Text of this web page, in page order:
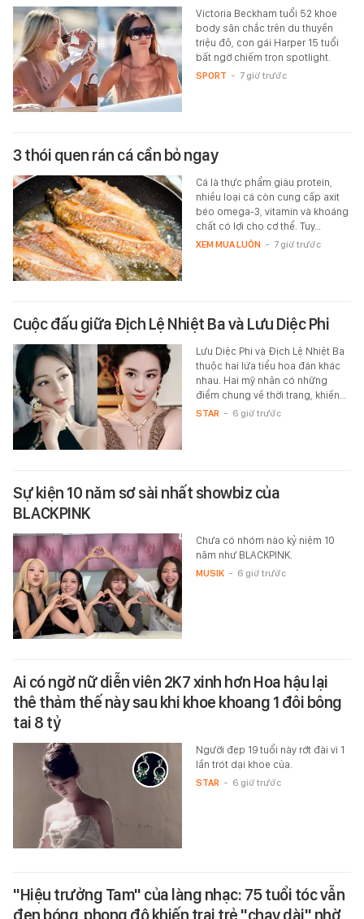
Victoria Beckham tuổi 52 khoe
body săn chắc trên du thuyền
triệu đô, con gái Harper 15 tuổi
bất ngờ chiếm trọn spotlight.
SPORT - 7 giờ trước
3 thói quen rán cá cần bỏ ngay
Cá là thực phẩm giàu protein,
nhiều loại cá còn cung cấp axit
béo omega-3, vitamin và khoáng
chất có lợi cho cơ thể. Tuy…
XEM MUA LUÔN - 7 giờ trước
Cuộc đấu giữa Địch Lệ Nhiệt Ba và Lưu Diệc Phi
Lưu Diệc Phi và Địch Lệ Nhiệt Ba
thuộc hai lứa tiểu hoa đán khác
nhau. Hai mỹ nhân có những
điểm chung về thời trang, khiến…
STAR - 6 giờ trước
Sự kiện 10 năm sơ sài nhất showbiz của
BLACKPINK
Chưa có nhóm nào kỷ niệm 10
năm như BLACKPINK.
MUSIK - 6 giờ trước
Ai có ngờ nữ diễn viên 2K7 xinh hơn Hoa hậu lại
thê thảm thế này sau khi khoe khoang 1 đôi bông
tai 8 tỷ
Người đẹp 19 tuổi này rớt đài vì 1
lần trót dại khoe của.
STAR - 6 giờ trước
"Hiệu trưởng Tam" của làng nhạc: 75 tuổi tóc vẫn
đen bóng, phong độ khiến trai trẻ "chạy dài" nhờ